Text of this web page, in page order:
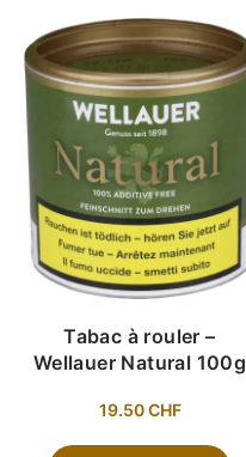
Tabac à rouler –
Wellauer Natural 100g
19.50CHF